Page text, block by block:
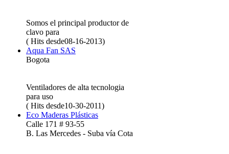
Somos el principal productor de
clavo para
( Hits desde08-16-2013)
Aqua Fan SAS
Bogota
Ventiladores de alta tecnologia
para uso
( Hits desde10-30-2011)
Eco Maderas Plásticas
Calle 171 # 93-55
B. Las Mercedes - Suba vía Cota